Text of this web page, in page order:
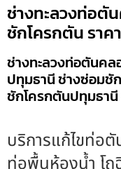
ช่างทะลวงท่อตั
ชักโครกตัน ราค
ช่างทะลวงท่อตันคล
ปทุมธานี ช่างซ่อมชั
ชักโครกตันปทุมธานี
บริการแก้ไขท่อ